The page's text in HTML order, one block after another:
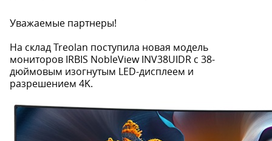
Уважаемые партнеры!
На склад Treolan поступила новая модель
мониторов IRBIS NobleView INV38UIDR c 38-
дюймовым изогнутым LED-дисплеем и
разрешением 4K.